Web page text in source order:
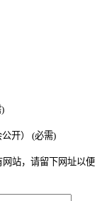
开） (必需)
网站，请留下网址以便